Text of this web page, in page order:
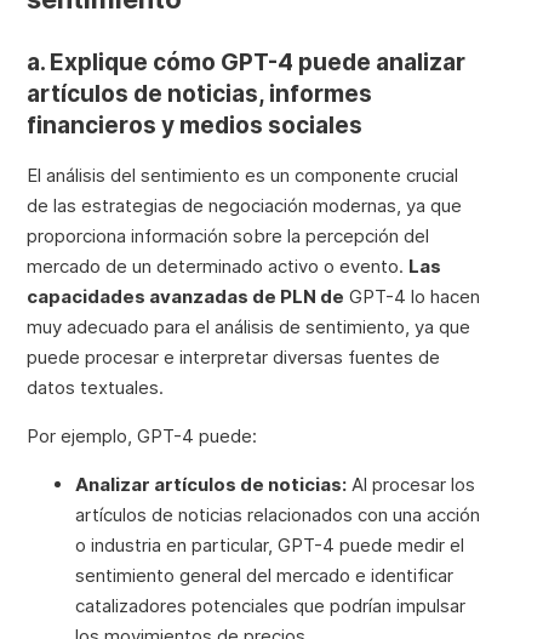
a. Explique cómo GPT-4 puede analizar
artículos de noticias, informes
financieros y medios sociales
El análisis del sentimiento es un componente crucial
de las estrategias de negociación modernas, ya que
proporciona información sobre la percepción del
mercado de un determinado activo o evento. Las
capacidades avanzadas de PLN de GPT-4 lo hacen
muy adecuado para el análisis de sentimiento, ya que
puede procesar e interpretar diversas fuentes de
datos textuales.
Por ejemplo, GPT-4 puede:
Analizar artículos de noticias: Al procesar los
artículos de noticias relacionados con una acción
o industria en particular, GPT-4 puede medir el
sentimiento general del mercado e identificar
catalizadores potenciales que podrían impulsar